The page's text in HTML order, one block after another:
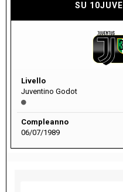
SU
Livello
Juventino Godot
Compleanno
06/07/1989